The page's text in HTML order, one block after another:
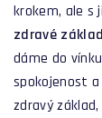
krokem, ale
zdravé
dáme do
spokojenost
zdravý